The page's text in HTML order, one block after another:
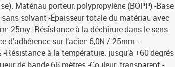
Matériau porteur: polypropylène (BOPP) -Base
solvant -Épaisseur totale du matériau avec
25my -Résistance à la déchirure dans le sens
sur l’acier: 6,0N / 25mm -
Résistance à la température: jusqu’à +60 degrés
de bande 66 mètres -Couleur: transparent -